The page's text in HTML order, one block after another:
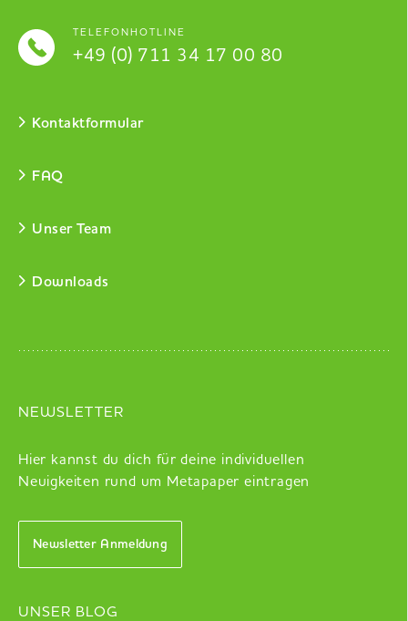
TELEFONHOTLINE
+49 (0) 711 34 17 00 80
Kontaktformular
FAQ
Unser Team
Downloads
NEWSLETTER
Hier kannst du dich für deine individuellen
Neuigkeiten rund um Metapaper eintragen
Newsletter Anmeldung
UNSER BLOG